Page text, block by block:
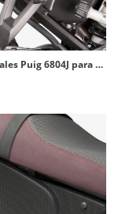
Tapas Laterales Puig 6804J para Yamaha XT1200Z Super Tenere (10-20) Negro mate